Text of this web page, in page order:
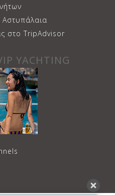
στο TripAdvisor
YACHTING